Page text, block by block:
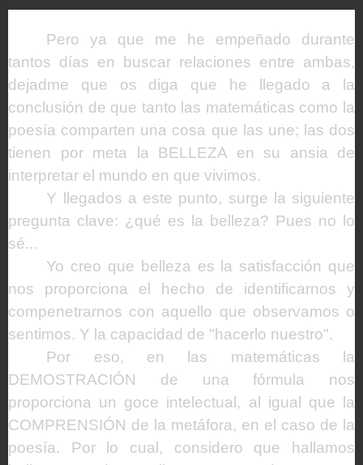
Pero ya que me he empeñado durante
tantos días en buscar relaciones entre ambas,
dejadme que os diga que he llegado a la
conclusión de que tanto las matemáticas como la
poesía comparten una cosa que las une; las dos
tienen por meta la BELLEZA en su ansia de
interpretar el mundo en que vivimos.
Y llegados a este punto, surge la siguiente
pregunta clave: ¿qué es la belleza? Pues no lo
sé...
Yo creo que belleza es la satisfacción que
nos proporciona el hecho de identificarnos y
compenetrarnos con aquello que observamos o
sentimos. Y la capacidad de "hacerlo nuestro".
Por eso, en las matemáticas la
DEMOSTRACIÓN de una fórmula nos
proporciona un goce intelectual, al igual que la
COMPRENSIÓN de la metáfora, en el caso de la
poesía. Por lo cual, considero que hallamos